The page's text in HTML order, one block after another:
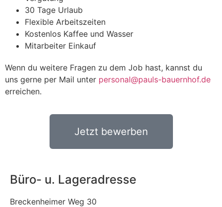
30 Tage Urlaub
Flexible Arbeitszeiten
Kostenlos Kaffee und Wasser
Mitarbeiter Einkauf
Wenn du weitere Fragen zu dem Job hast, kannst du
uns gerne per Mail unter personal@pauls-bauernhof.de
erreichen.
Jetzt bewerben
Büro- u. Lageradresse
Breckenheimer Weg 30